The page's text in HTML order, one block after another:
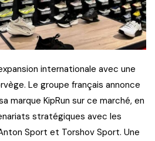
internationale avec une
Le groupe français annonce
marque KipRun sur ce marché, en
stratégiques avec les
Sport et Torshov Sport. Une